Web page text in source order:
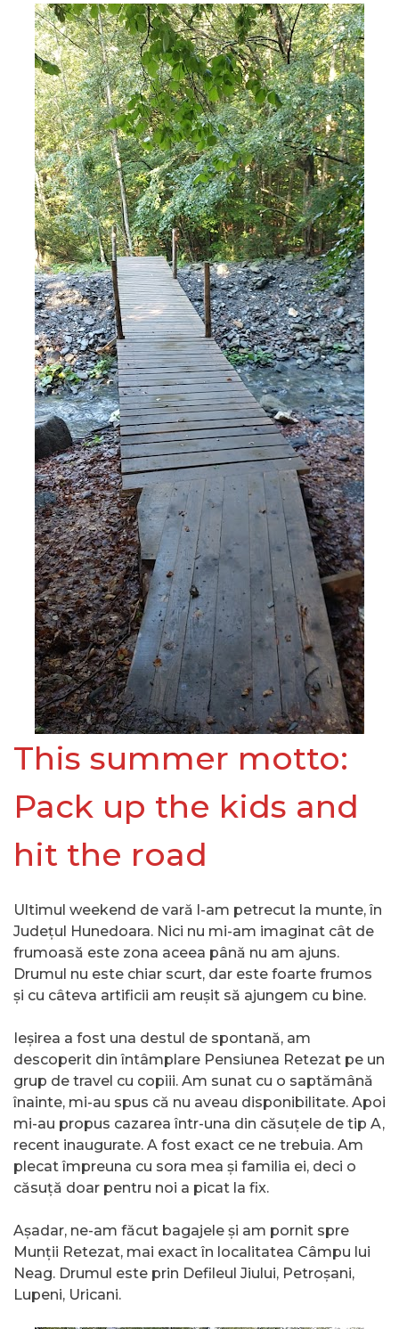
This summer motto:
Pack up the kids and
hit the road
Ultimul weekend de vară l-am petrecut la munte, în
Județul Hunedoara. Nici nu mi-am imaginat cât de
frumoasă este zona aceea până nu am ajuns.
Drumul nu este chiar scurt, dar este foarte frumos
și cu câteva artificii am reușit să ajungem cu bine.
Ieșirea a fost una destul de spontană, am
descoperit din întâmplare Pensiunea Retezat pe un
grup de travel cu copiii. Am sunat cu o saptămână
înainte, mi-au spus că nu aveau disponibilitate. Apoi
mi-au propus cazarea într-una din căsuțele de tip A,
recent inaugurate. A fost exact ce ne trebuia. Am
plecat împreuna cu sora mea și familia ei, deci o
căsuță doar pentru noi a picat la fix.
Așadar, ne-am făcut bagajele și am pornit spre
Munții Retezat, mai exact în localitatea Câmpu lui
Neag. Drumul este prin Defileul Jiului, Petroșani,
Lupeni, Uricani.